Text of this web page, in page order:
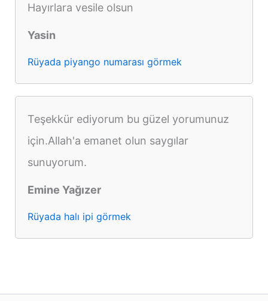
Hayırlara vesile olsun
Yasin
Rüyada piyango numarası görmek
Teşekkür ediyorum bu güzel yorumunuz
için.Allah'a emanet olun saygılar
sunuyorum.
Emine Yağızer
Rüyada halı ipi görmek